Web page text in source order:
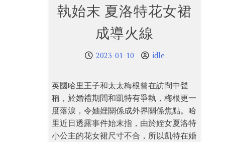
執始末 夏洛特花女裙
成導火線
2023-01-10 idle
英國哈里王子和太太梅根曾在訪問中聲
稱，於婚禮期間和凱特有爭執，梅根更一
度落淚，令妯娌關係成外界關係焦點。哈
里近日透露事件始末指，由於姪女夏洛特
小公主的花女裙尺寸不合，所以凱特在婚